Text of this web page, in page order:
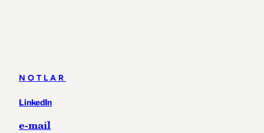
NOTLAR
LinkedIn
e-mail